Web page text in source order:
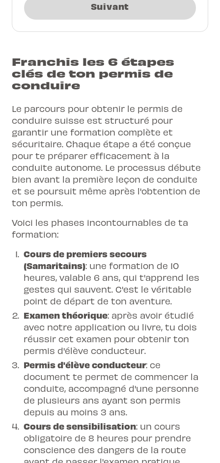
Suivant
Franchis les 6 étapes
clés de ton permis de
conduire
Le parcours pour obtenir le permis de
conduire suisse est structuré pour
garantir une formation complète et
sécuritaire. Chaque étape a été conçue
pour te préparer efficacement à la
conduite autonome. Le processus débute
bien avant la première leçon de conduite
et se poursuit même après l'obtention de
ton permis.
Voici les phases incontournables de ta
formation:
Cours de premiers secours
(Samaritains): une formation de 10
heures, valable 6 ans, qui t'apprend les
gestes qui sauvent. C'est le véritable
point de départ de ton aventure.
Examen théorique: après avoir étudié
avec notre application ou livre, tu dois
réussir cet examen pour obtenir ton
permis d'élève conducteur.
Permis d'élève conducteur: ce
document te permet de commencer la
conduite, accompagné d'une personne
de plusieurs ans ayant son permis
depuis au moins 3 ans.
Cours desensibilisation: un cours
obligatoire de 8 heures pour prendre
conscience des dangers de la route